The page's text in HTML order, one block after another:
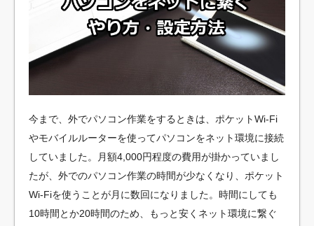
今まで、外でパソコン作業をするときは、ポケットWi-Fi
やモバイルルーターを使ってパソコンをネット環境に接続
していました。月額4,000円程度の費用が掛かっていまし
たが、外でのパソコン作業の時間が少なくなり、ポケット
Wi-Fiを使うことが月に数回になりました。時間にしても
10時間とか20時間のため、もっと安くネット環境に繋ぐ